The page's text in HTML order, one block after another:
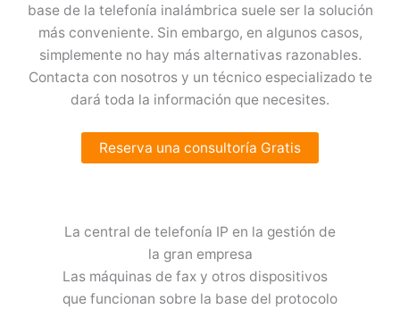
base de la telefonía inalámbrica suele ser la solución
más conveniente. Sin embargo, en algunos casos,
simplemente no hay más alternativas razonables.
Contacta con nosotros y un técnico especializado te
dará toda la información que necesites.
Reserva una consultoría Gratis
La central de telefonía IP en la gestión de
la gran empresa
Las máquinas de fax y otros dispositivos
que funcionan sobre la base del protocolo